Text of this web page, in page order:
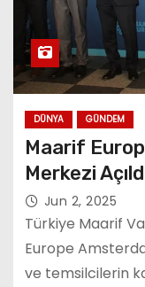
DÜNYA GÜNDEM
Maarif
Merkezi
Jun 2, 2025
Türkiye Maarif
Europe
ve temsilcilerin